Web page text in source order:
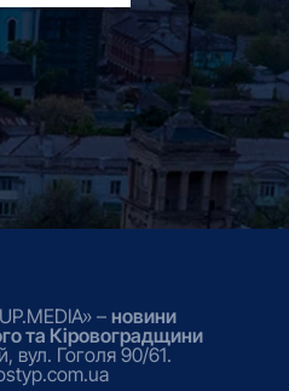
– новини
та Кіровоградщини
вул. Гоголя 90/61.